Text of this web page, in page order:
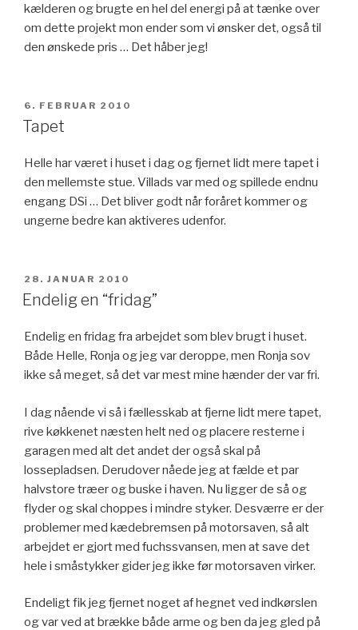
kælderen og brugte en hel del energi på at tænke over
om dette projekt mon ender som vi ønsker det, også til
den ønskede pris … Det håber jeg!
UDGIVET
DEN
6. FEBRUAR 2010
Tapet
Helle har været i huset i dag og fjernet lidt mere tapet i
den mellemste stue. Villads var med og spillede endnu
engang DSi … Det bliver godt når foråret kommer og
ungerne bedre kan aktiveres udenfor.
UDGIVET
DEN
28. JANUAR 2010
Endelig en “fridag”
Endelig en fridag fra arbejdet som blev brugt i huset.
Både Helle, Ronja og jeg var deroppe, men Ronja sov
ikke så meget, så det var mest mine hænder der var fri.
I dag nående vi så i fællesskab at fjerne lidt mere tapet,
rive køkkenet næsten helt ned og placere resterne i
garagen med alt det andet der også skal på
lossepladsen. Derudover nåede jeg at fælde et par
halvstore træer og buske i haven. Nu ligger de så og
flyder og skal choppes i mindre styker. Desværre er der
problemer med kædebremsen på motorsaven, så alt
arbejdet er gjort med fuchssvansen, men at save det
hele i småstykker gider jeg ikke før motorsaven virker.
Endeligt fik jeg fjernet noget af hegnet ved indkørslen
og var ved at brække både arme og ben da jeg gled på